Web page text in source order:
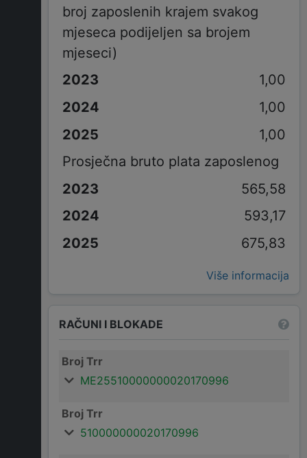
broj zaposlenih krajem svakog
mjeseca podijeljen sa brojem
mjeseci)
1,00
1,00
1,00
Prosječna bruto plata zaposlenog
565,58
593,17
675,83
Više informacija
RAČUNI I BLOKADE
Broj Trr
ME25510000000020170996
Broj Trr
510000000020170996